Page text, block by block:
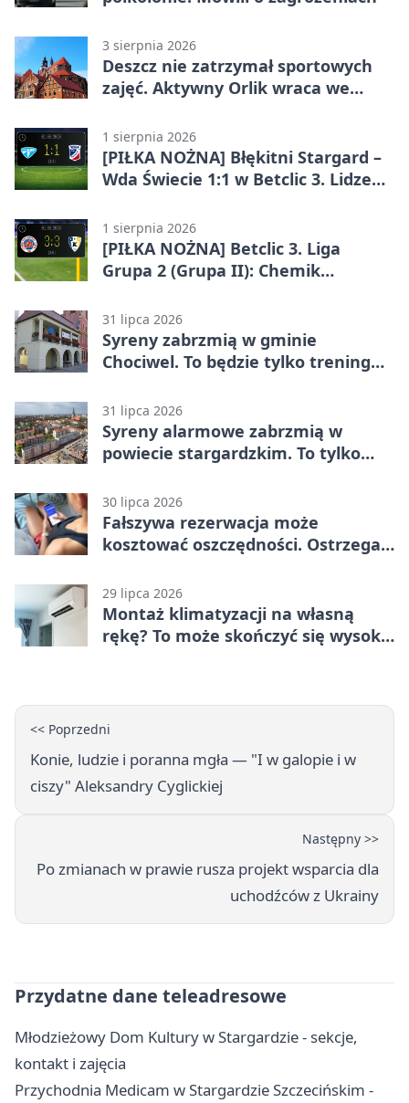
3 sierpnia 2026
Deszcz nie zatrzymał sportowych
zajęć. Aktywny Orlik wraca we
1 sierpnia 2026
[PIŁKA NOŻNA] Błękitni Stargard –
Wda Świecie 1:1 w Betclic 3. Lidze
1 sierpnia 2026
[PIŁKA NOŻNA] Betclic 3. Liga
Grupa 2 (Grupa II): Chemik
Stargard 3:3
31 lipca 2026
Syreny zabrzmią w gminie
Chociwel. To będzie tylko trening
31 lipca 2026
Syreny alarmowe zabrzmią w
powiecie stargardzkim. To tylko
30 lipca 2026
Fałszywa rezerwacja może
kosztować oszczędności. Ostrzega
29 lipca 2026
Montaż klimatyzacji na własną
rękę? To może skończyć się wysoką
<< Poprzedni
Konie, ludzie i poranna mgła — "I w galopie i w
ciszy" Aleksandry Cyglickiej
Następny >>
Po zmianach w prawie rusza projekt wsparcia dla
uchodźców z Ukrainy
Przydatne dane teleadresowe
Młodzieżowy Dom Kultury w Stargardzie - sekcje,
kontakt i zajęcia
Przychodnia Medicam w Stargardzie Szczecińskim -